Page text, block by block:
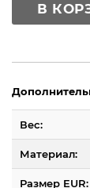
В
Вес:
Материал:
Размер EUR: